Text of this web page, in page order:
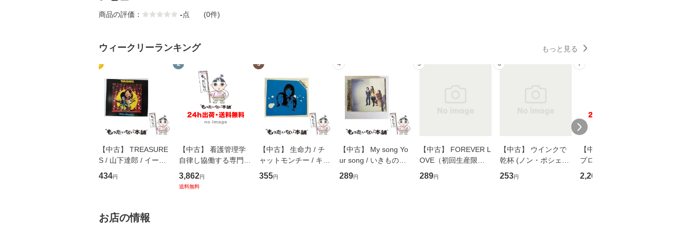
商品の評価： -点 (0件)
ウィークリーランキング もっと見る
1
【中古】 TREASURE
S / 山下達郎 / イース
トウエスト・ジャパン
[CD]【メール便送料無
434円
2
【中古】 看護管理学
自律し協働する専門職
の看護マネジメントス
キル 改訂第3版 (看護
3,862円
送料無料
3
【中古】 生命力 / チ
ャットモンチー / キュ
ーンレコード [CD]
【メール便送料無料】
355円
4
【中古】 My song Yo
ur song / いきものが
かり / [CD]【メール便
送料無料】
289円
5
【中古】 FOREVER L
OVE（初回生産限定
盤） / 清水翔太×加藤
ミリヤ / [CD]【メール
289円
6
【中古】 ウインクで
乾杯 (ノン・ポシェッ
ト) / 東野圭吾 / 祥伝
社 [文庫]【メール便送
253円
7
【中古】 野ブタ。を
プロデュース [DVD-B
OX] / バップ [DVD]
【メール便送料無料】
2,266
お店の情報